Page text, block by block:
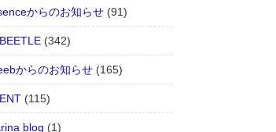
からのお知らせ (91)
(342)
からのお知らせ (165)
(115)
blog (1)